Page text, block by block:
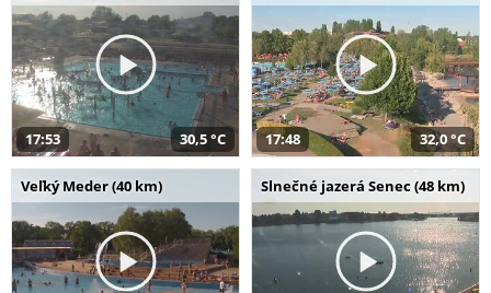
17:53 30,5 °C 17:48 32,0 °C
Veľký Meder (40 km) Slnečné jazerá Senec (48 km)